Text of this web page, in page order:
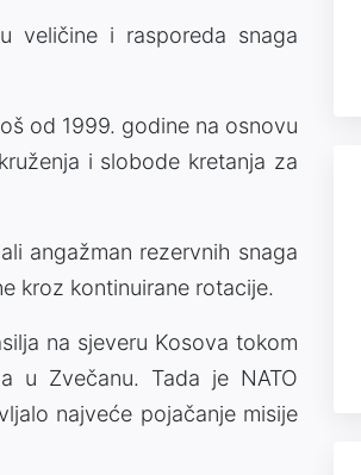
veličine i rasporeda snaga
od 1999. godine na osnovu
i slobode kretanja za
angažman rezervnih snaga
kroz kontinuirane rotacije.
na sjeveru Kosova tokom
u Zvečanu. Tada je NATO
najveće pojačanje misije